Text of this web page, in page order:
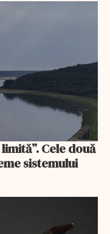
Cele două
sistemului